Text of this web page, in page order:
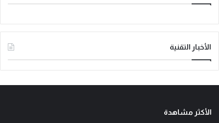
الأخبار التقنية
الأكثر مشاهدة